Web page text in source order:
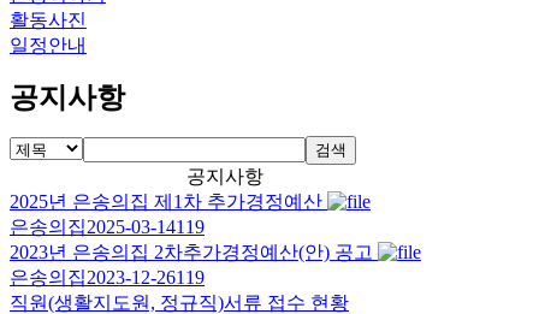
활동사진
일정안내
공지사항
검색
공지사항
2025년 은송의집 제1차 추가경정예산
은송의집2025-03-14119
2023년 은송의집 2차추가경정예산(안) 공고
은송의집2023-12-26119
직원(생활지도원, 정규직)서류 접수 현황